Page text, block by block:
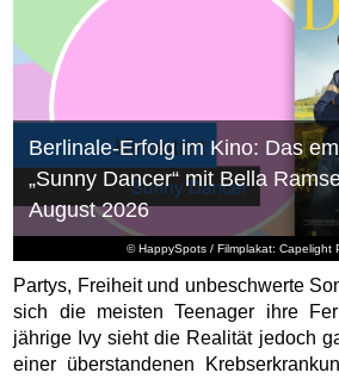
© HappySpots / Filmplakat: Capelight
Berlinale-Erfolg im Kino: Das
„Sunny Dancer“ mit Bella
August 2026
Partys, Freiheit und unbeschwerte
sich die meisten Teenager ihre
jährige Ivy sieht die Realität jedoch
einer überstandenen